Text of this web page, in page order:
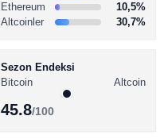
Ethereum
10,5%
Altcoinler
30,7%
Sezon Endeksi
Bitcoin
Altcoin
45.8/100